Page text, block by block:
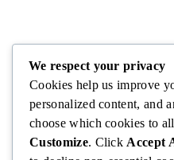
Visage
Corps
We respect your privacy
Cookies help us improve
personalized content, and
choose which cookies to
Customize. Click Accept